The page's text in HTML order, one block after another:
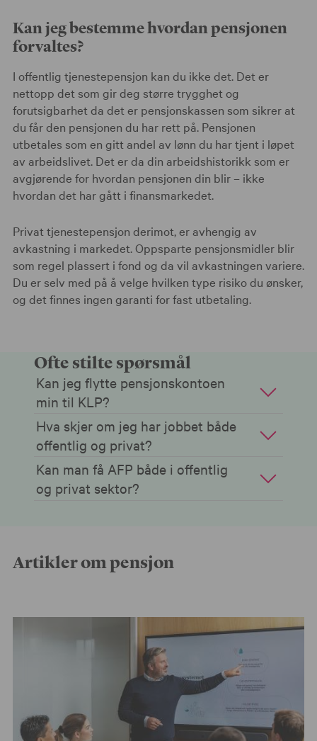
Kan jeg bestemme hvordan pensjonen
forvaltes?
I offentlig tjenestepensjon kan du ikke det. Det er
nettopp det som gir deg større trygghet og
forutsigbarhet da det er pensjonskassen som sikrer at
du får den pensjonen du har rett på. Pensjonen
utbetales som en gitt andel av lønn du har tjent i løpet
av arbeidslivet. Det er da din arbeidshistorikk som er
avgjørende for hvordan pensjonen din blir – ikke
hvordan det har gått i finansmarkedet.
Privat tjenestepensjon derimot, er avhengig av
avkastning i markedet. Oppsparte pensjonsmidler blir
som regel plassert i fond og da vil avkastningen variere.
Du er selv med på å velge hvilken type risiko du ønsker,
og det finnes ingen garanti for fast utbetaling.
Ofte stilte spørsmål
Kan jeg flytte pensjonskontoen
min til KLP?
Hva skjer om jeg har jobbet både
offentlig og privat?
Kan man få AFP både i offentlig
og privat sektor?
Artikler om pensjon